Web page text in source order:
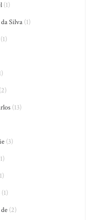
(1)
Silva(1)
(13)
(3)
(1)
(2)